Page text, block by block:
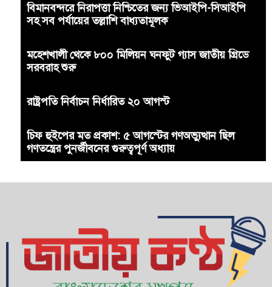
বিমানবন্দরে নিরাপত্তা নিশ্চিতের জন্য ভিআইপি-সিআইপি
সহ সব পর্যায়ের তল্লাশি বাধ্যতামূলক
মহেশখালী থেকে ৮০০ মিলিয়ন ঘনফুট গ্যাস জাতীয় গ্রিডে
সরবরাহ শুরু
রাষ্ট্রপতি নির্বাচন নির্ধারিত ২০ আগস্ট
চিফ হুইপের মত প্রকাশ: ৫ আগস্টের গণঅভ্যুত্থান ছিল
গণতন্ত্রের পুনর্জীবনের গুরুত্বপূর্ণ অধ্যায়